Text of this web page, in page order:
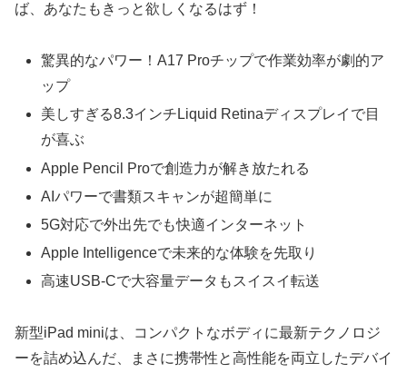
ば、あなたもきっと欲しくなるはず！
驚異的なパワー！A17 Proチップで作業効率が劇的ア
ップ
美しすぎる8.3インチLiquid Retinaディスプレイで目
が喜ぶ
Apple Pencil Proで創造力が解き放たれる
AIパワーで書類スキャンが超簡単に
5G対応で外出先でも快適インターネット
Apple Intelligenceで未来的な体験を先取り
高速USB-Cで大容量データもスイスイ転送
新型iPad miniは、コンパクトなボディに最新テクノロジ
ーを詰め込んだ、まさに携帯性と高性能を両立したデバイ